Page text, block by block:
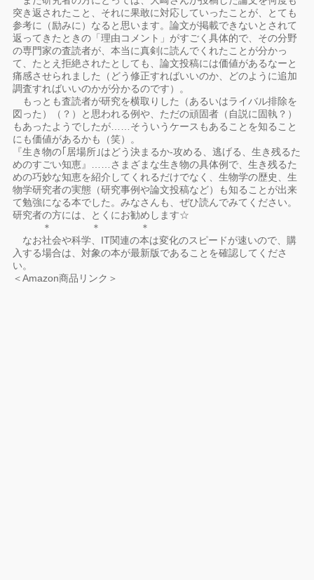
突き返されたこと、それに果敢に対応していったことが、とても
参考に（励みに）なると思います。論文が掲載できないとされて
返ってきたときの「理由コメント」がすごく具体的で、その分野
の専門家の査読者が、本当に真剣に読んでくれたことが分かっ
て、たとえ拒絶されたとしても、論文投稿には価値があるなーと
痛感させられました（どう修正すればいいのか、どのように追加
調査すればいいのかが分かるのです）。
もっとも査読者が研究を横取りした（あるいはライバル排除を
図った）（？）と思われる例や、ただの頑固者（自説に固執？）
もあったようでしたが……そういうケースもあることを知ること
にも価値があるかも（笑）。
『生き物の｢居場所｣はどう決まるか-攻める、逃げる、生き残るた
めのすごい知恵』……さまざまな生き物の具体例で、生き残るた
めの巧妙な知恵を紹介してくれるだけでなく、生物学の歴史、生
物学研究者の実態（研究事例や論文投稿など）も知ることが出来
て勉強になる本でした。みなさんも、ぜひ読んでみてください。
研究者の方には、とくにお勧めします☆
＊ ＊ ＊
なお社会や科学、IT関連の本は変化のスピードが速いので、購
入する場合は、対象の本が最新版であることを確認してくださ
い。
＜Amazon商品リンク＞